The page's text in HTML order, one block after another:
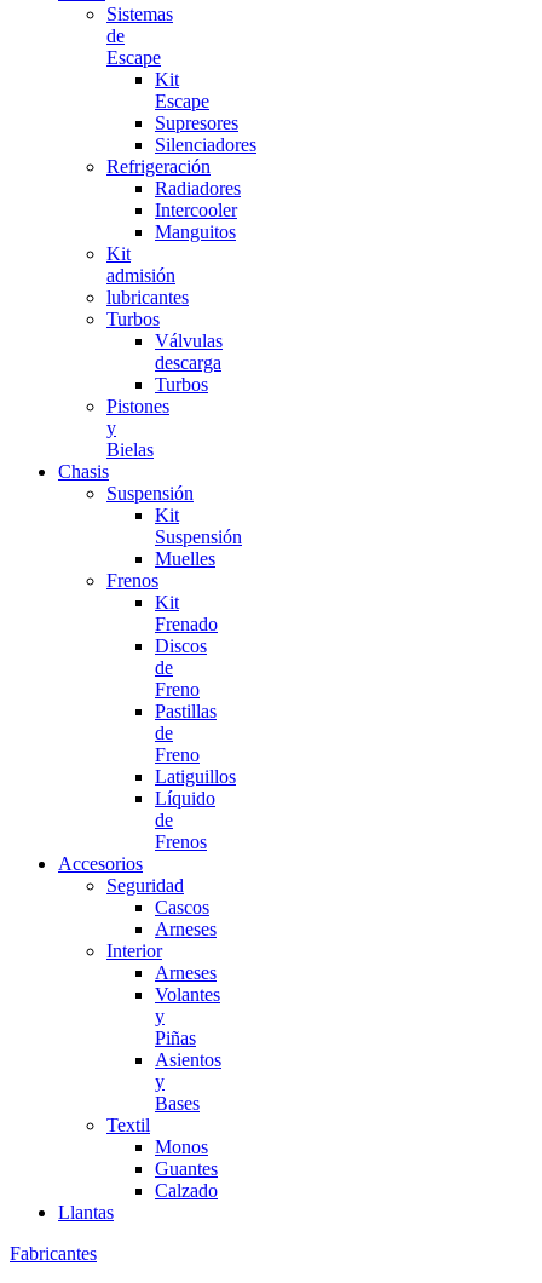
Sistemas
de
Escape
Kit
Escape
Supresores
Silenciadores
Refrigeración
Radiadores
Intercooler
Manguitos
Kit
admisión
lubricantes
Turbos
Válvulas
descarga
Turbos
Pistones
y
Bielas
Chasis
Suspensión
Kit
Suspensión
Muelles
Frenos
Kit
Frenado
Discos
de
Freno
Pastillas
de
Freno
Latiguillos
Líquido
de
Frenos
Accesorios
Seguridad
Cascos
Arneses
Interior
Arneses
Volantes
y
Piñas
Asientos
y
Bases
Textil
Monos
Guantes
Calzado
Llantas
Fabricantes